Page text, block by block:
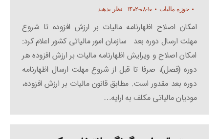
حوزه مالیات ۱۴۰۲-۰۸-۱۰ نظر بدهید
امکان اصلاح اظهارنامه مالیات بر ارزش افزوده تا شروع
مهلت ارسال دوره بعد سازمان امور مالیاتی کشور اعلام کرد:
امکان اصلاح و ویرایش اظهارنامه مالیات بر ارزش افزوده هر
دوره (فصل)، صرفا تا قبل از شروع مهلت ارسال اظهارنامه
دوره بعد مقدور است. ️مطابق قانون مالیات بر ارزش افزوده،
مودیان مالیاتی مکلف به ارایه…